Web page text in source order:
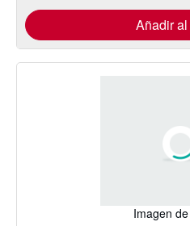
Añadir
Imagen